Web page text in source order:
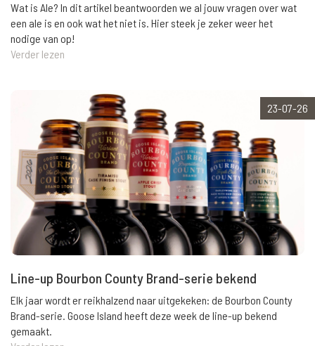
Wat is Ale? In dit artikel beantwoorden we al jouw vragen over wat
een ale is en ook wat het niet is. Hier steek je zeker weer het
nodige van op!
Verder lezen
23-07-26
Line-up Bourbon County Brand-serie bekend
Elk jaar wordt er reikhalzend naar uitgekeken: de Bourbon County
Brand-serie. Goose Island heeft deze week de line-up bekend
gemaakt.